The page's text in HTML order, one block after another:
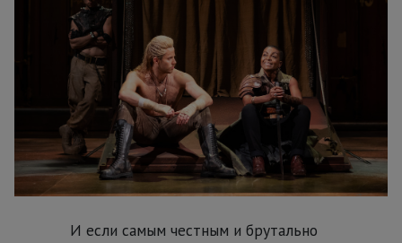
И если самым честным и брутально